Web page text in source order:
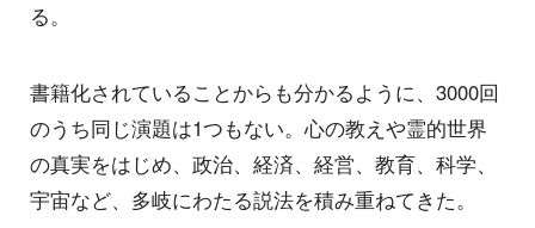
る。
書籍化されていることからも分かるように、3000回
のうち同じ演題は1つもない。心の教えや霊的世界
の真実をはじめ、政治、経済、経営、教育、科学、
宇宙など、多岐にわたる説法を積み重ねてきた。